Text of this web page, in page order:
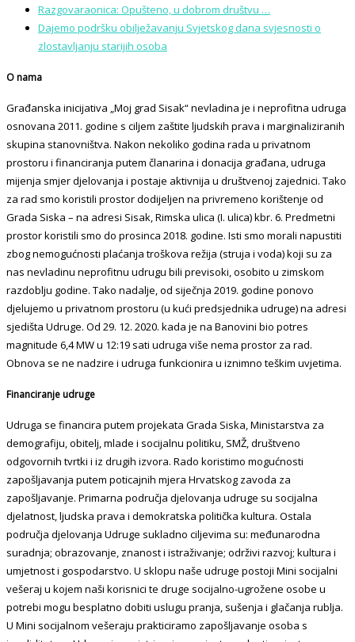
Razgovaraonica: Opušteno, u dobrom društvu …
Dajemo podršku obilježavanju Svjetskog dana svjesnosti o
zlostavljanju starijih osoba
O nama
Građanska inicijativa „Moj grad Sisak“ nevladina je i neprofitna udruga
osnovana 2011. godine s ciljem zaštite ljudskih prava i marginaliziranih
skupina stanovništva. Nakon nekoliko godina rada u privatnom
prostoru i financiranja putem članarina i donacija građana, udruga
mijenja smjer djelovanja i postaje aktivnija u društvenoj zajednici. Tako
za rad smo koristili prostor dodijeljen na privremeno korištenje od
Grada Siska – na adresi Sisak, Rimska ulica (I. ulica) kbr. 6. Predmetni
prostor koristili smo do prosinca 2018. godine. Isti smo morali napustiti
zbog nemogućnosti plaćanja troškova režija (struja i voda) koji su za
nas nevladinu neprofitnu udrugu bili previsoki, osobito u zimskom
razdoblju godine. Tako nadalje, od siječnja 2019. godine ponovo
djelujemo u privatnom prostoru (u kući predsjednika udruge) na adresi
sjedišta Udruge. Od 29. 12. 2020. kada je na Banovini bio potres
magnitude 6,4 MW u 12:19 sati udruga više nema prostor za rad.
Obnova se ne nadzire i udruga funkcionira u iznimno teškim uvjetima.
Financiranje udruge
Udruga se financira putem projekata Grada Siska, Ministarstva za
demografiju, obitelj, mlade i socijalnu politiku, SMŽ, društveno
odgovornih tvrtki i iz drugih izvora. Rado koristimo mogućnosti
zapošljavanja putem poticajnih mjera Hrvatskog zavoda za
zapošljavanje. Primarna područja djelovanja udruge su socijalna
djelatnost, ljudska prava i demokratska politička kultura. Ostala
područja djelovanja Udruge sukladno ciljevima su: međunarodna
suradnja; obrazovanje, znanost i istraživanje; održivi razvoj; kultura i
umjetnost i gospodarstvo. U sklopu naše udruge postoji Mini socijalni
vešeraj u kojem naši korisnici te druge socijalno-ugrožene osobe u
potrebi mogu besplatno dobiti uslugu pranja, sušenja i glačanja rublja.
U Mini socijalnom vešeraju prakticiramo zapošljavanje osoba s